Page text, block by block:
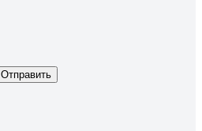
Отправить